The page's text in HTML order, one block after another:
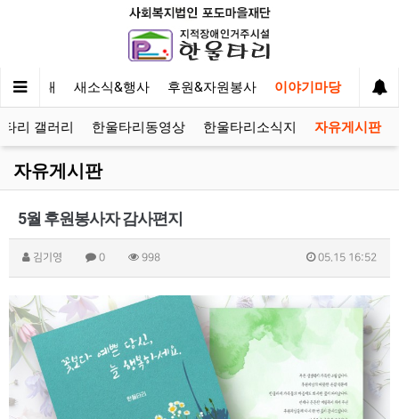
사업안내 새소식&행사 후원&자원봉사 이야기마당
타리 갤러리 한울타리동영상 한울타리소식지 자유게시판
자유게시판
5월 후원봉사자 감사편지
김기영 0 998 05.15 16:52